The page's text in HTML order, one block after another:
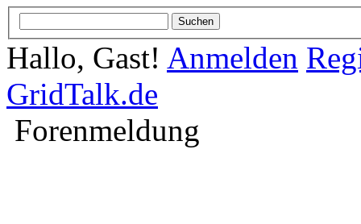
Hallo, Gast! Anmelden
GridTalk.de
Forenmeldung